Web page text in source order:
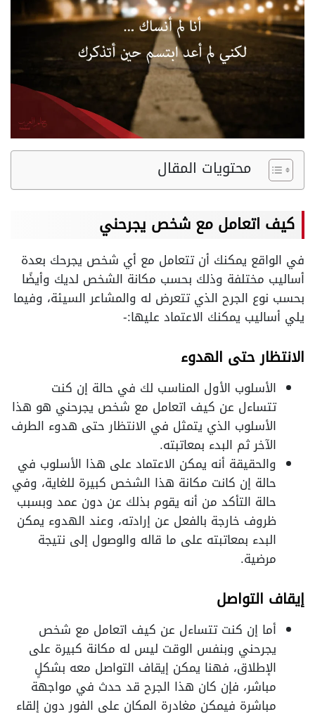
محتويات المقال
كيف اتعامل مع شخص يجرحني
في الواقع يمكنك أن تتعامل مع أي شخص يجرحك بعدة
أساليب مختلفة وذلك بحسب مكانة الشخص لديك وأيضًا
بحسب نوع الجرح الذي تتعرض له والمشاعر السيئة، وفيما
يلي أساليب يمكنك الاعتماد عليها:-
الانتظار حتى الهدوء
الأسلوب الأول المناسب لك في حالة إن كنت
تتساءل عن كيف اتعامل مع شخص يجرحني هو هذا
الأسلوب الذي يتمثل في الانتظار حتى هدوء الطرف
الآخر ثم البدء بمعاتبته.
والحقيقة أنه يمكن الاعتماد على هذا الأسلوب في
حالة إن كانت مكانة هذا الشخص كبيرة للغاية، وفي
حالة التأكد من أنه يقوم بذلك عن دون عمد وبسبب
ظروف خارجة بالفعل عن إرادته، وعند الهدوء يمكن
البدء بمعاتبته على ما قاله والوصول إلى نتيجة
مرضية.
إيقاف التواصل
أما إن كنت تتساءل عن كيف اتعامل مع شخص
يجرحني وبنفس الوقت ليس له مكانة كبيرة على
الإطلاق، فهنا يمكن إيقاف التواصل معه بشكلٍ
مباشر، فإن كان هذا الجرح قد حدث في مواجهة
مباشرة فيمكن مغادرة المكان على الفور دون إلقاء